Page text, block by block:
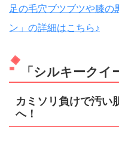
足の毛穴ブツブツや膝の
ン」の詳細はこちら♪
「シルキークイ
カミソリ負けで汚い
へ！